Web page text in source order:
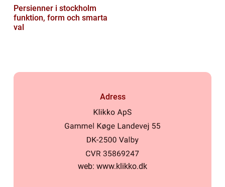
Persienner i stockholm
funktion, form och smarta
val
Adress
web: www.klikko.dk